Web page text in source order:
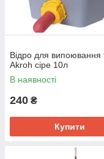
Відро для випоювання
Akroh сіре 10л
В наявності
240 ₴
Купити